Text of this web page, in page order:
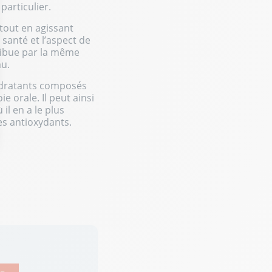
particulier.
en agissant
et l’aspect de
par la même
composés
orale. Il peut ainsi
il en a le plus
antioxydants.